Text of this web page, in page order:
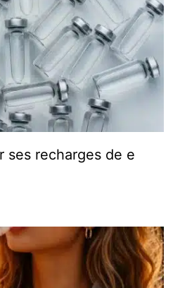
ses recharges de e